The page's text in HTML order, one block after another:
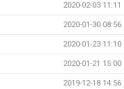
2020-02-03 11:11
2020-01-30 08:56
2020-01-23 11:10
2020-01-21 15:00
2019-12-18 14:56